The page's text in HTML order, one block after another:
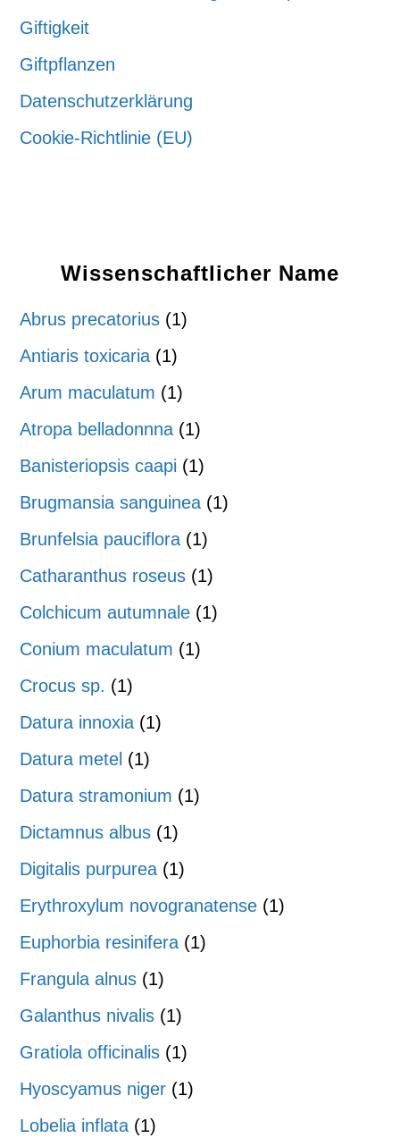
Giftigkeit
Giftpflanzen
Datenschutzerklärung
Cookie-Richtlinie (EU)
Wissenschaftlicher Name
Abrus precatorius (1)
Antiaris toxicaria (1)
Arum maculatum (1)
Atropa belladonnna (1)
Banisteriopsis caapi (1)
Brugmansia sanguinea (1)
Brunfelsia pauciflora (1)
Catharanthus roseus (1)
Colchicum autumnale (1)
Conium maculatum (1)
Crocus sp. (1)
Datura innoxia (1)
Datura metel (1)
Datura stramonium (1)
Dictamnus albus (1)
Digitalis purpurea (1)
Erythroxylum novogranatense (1)
Euphorbia resinifera (1)
Frangula alnus (1)
Galanthus nivalis (1)
Gratiola officinalis (1)
Hyoscyamus niger (1)
Lobelia inflata (1)